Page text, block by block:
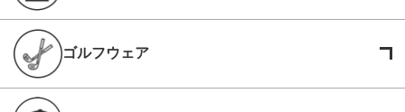
ゴルフウェア